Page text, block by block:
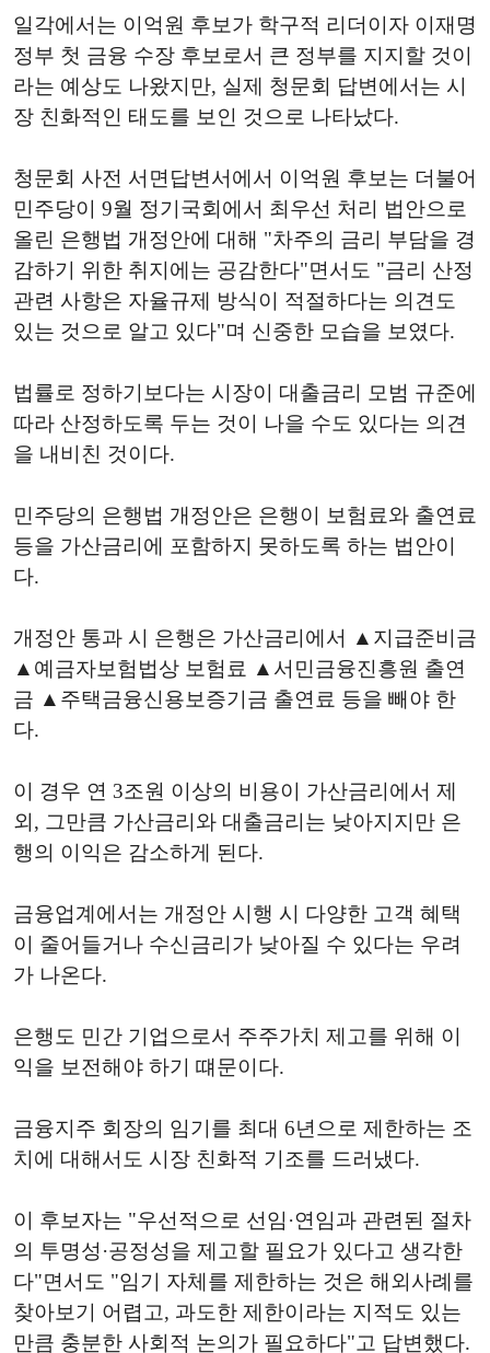
일각에서는 이억원 후보가 학구적 리더이자 이재명
정부 첫 금융 수장 후보로서 큰 정부를 지지할 것이
라는 예상도 나왔지만, 실제 청문회 답변에서는 시
장 친화적인 태도를 보인 것으로 나타났다.
청문회 사전 서면답변서에서 이억원 후보는 더불어
민주당이 9월 정기국회에서 최우선 처리 법안으로
올린 은행법 개정안에 대해 "차주의 금리 부담을 경
감하기 위한 취지에는 공감한다"면서도 "금리 산정
관련 사항은 자율규제 방식이 적절하다는 의견도
있는 것으로 알고 있다"며 신중한 모습을 보였다.
법률로 정하기보다는 시장이 대출금리 모범 규준에
따라 산정하도록 두는 것이 나을 수도 있다는 의견
을 내비친 것이다.
민주당의 은행법 개정안은 은행이 보험료와 출연료
등을 가산금리에 포함하지 못하도록 하는 법안이
다.
개정안 통과 시 은행은 가산금리에서 ▲지급준비금
▲예금자보험법상 보험료 ▲서민금융진흥원 출연
금 ▲주택금융신용보증기금 출연료 등을 빼야 한
다.
이 경우 연 3조원 이상의 비용이 가산금리에서 제
외, 그만큼 가산금리와 대출금리는 낮아지지만 은
행의 이익은 감소하게 된다.
금융업계에서는 개정안 시행 시 다양한 고객 혜택
이 줄어들거나 수신금리가 낮아질 수 있다는 우려
가 나온다.
은행도 민간 기업으로서 주주가치 제고를 위해 이
익을 보전해야 하기 떄문이다.
금융지주 회장의 임기를 최대 6년으로 제한하는 조
치에 대해서도 시장 친화적 기조를 드러냈다.
이 후보자는 "우선적으로 선임·연임과 관련된 절차
의 투명성·공정성을 제고할 필요가 있다고 생각한
다"면서도 "임기 자체를 제한하는 것은 해외사례를
찾아보기 어렵고, 과도한 제한이라는 지적도 있는
만큼 충분한 사회적 논의가 필요하다"고 답변했다.